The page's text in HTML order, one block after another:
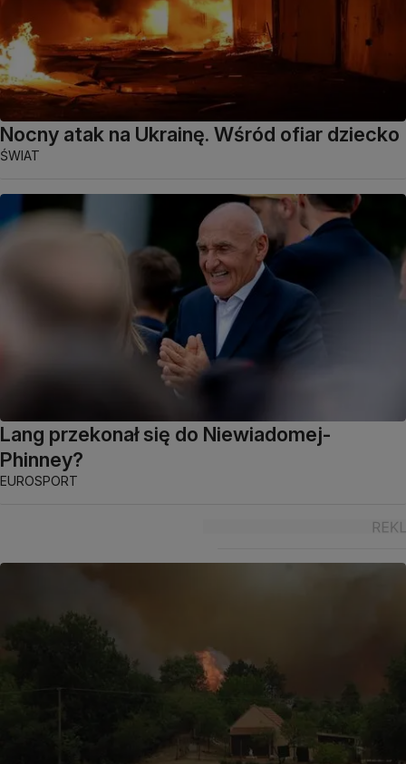
Nocny atak na Ukrainę. Wśród ofiar dziecko
ŚWIAT
Lang przekonał się do Niewiadomej-
Phinney?
EUROSPORT